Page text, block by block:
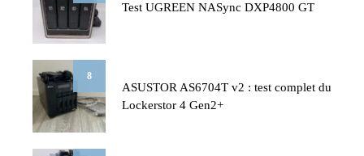
Test UGREEN NASync DXP4800 GT
8
ASUSTOR AS6704T v2 : test complet du
Lockerstor 4 Gen2+